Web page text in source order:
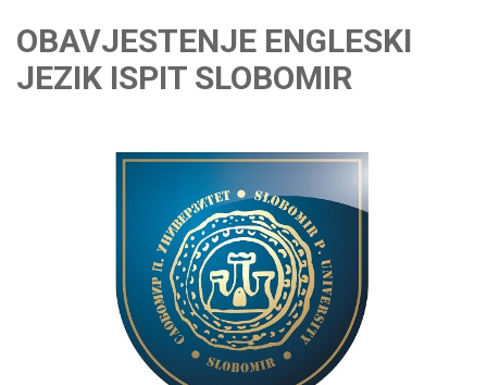
OBAVJESTENJE ENGLESKI
JEZIK ISPIT SLOBOMIR